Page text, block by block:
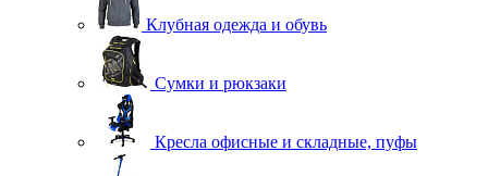
Клубная одежда и обувь
Сумки и рюкзаки
Кресла офисные и складные, пуфы